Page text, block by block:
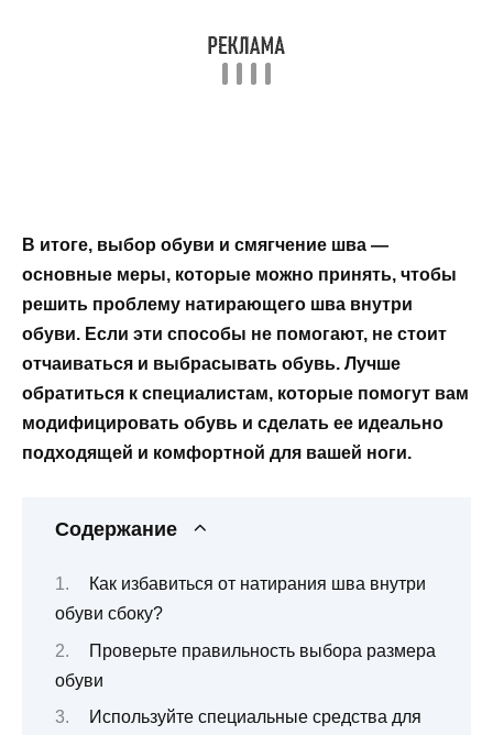
В итоге, выбор обуви и смягчение шва —
основные меры, которые можно принять, чтобы
решить проблему натирающего шва внутри
обуви. Если эти способы не помогают, не стоит
отчаиваться и выбрасывать обувь. Лучше
обратиться к специалистам, которые помогут вам
модифицировать обувь и сделать ее идеально
подходящей и комфортной для вашей ноги.
Содержание
Как избавиться от натирания шва внутри
обуви сбоку?
Проверьте правильность выбора размера
обуви
Используйте специальные средства для